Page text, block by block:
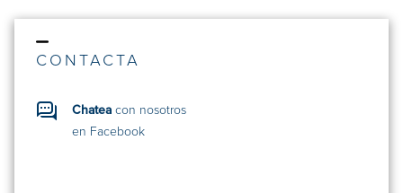
CONTACTA
Chatea con nosotros
en Facebook